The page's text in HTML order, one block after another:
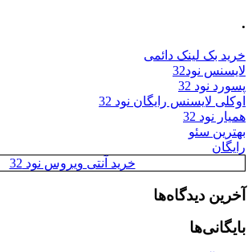
.
خرید بک لینک دائمی
لایسنس نود32
پسورد نود 32
اوکلی لایسنس رایگان نود 32
همیار نود 32
بهترین سئو
رایگان
خرید آنتی ویروس نود 32
آخرین دیدگاه‌ها
بایگانی‌ها